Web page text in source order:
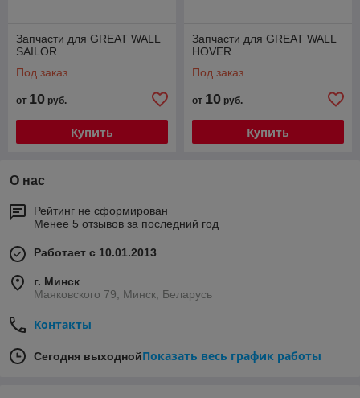
Запчасти для GREAT WALL
SAILOR
Под заказ
от 10 руб.
Купить
Запчасти для GREAT WALL
HOVER
Под заказ
от 10 руб.
Купить
О нас
Рейтинг не сформирован
Менее 5 отзывов за последний год
Работает с 10.01.2013
г. Минск
Маяковского 79, Минск, Беларусь
Контакты
Сегодня выходнойПоказать весь график работы